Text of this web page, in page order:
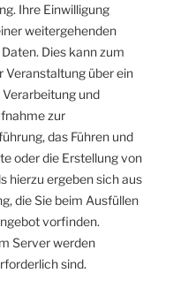
Ihre Einwilligung
weitergehenden
Dies kann zum
Veranstaltung über ein
und
zur
das Führen und
oder die Erstellung von
hierzu ergeben sich aus
die Sie beim Ausfüllen
vorfinden.
Server werden
sind.